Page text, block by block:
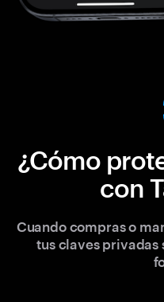
¿Cómo
con
Cuando compras o
tus claves privadas